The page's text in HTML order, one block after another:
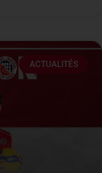
ACTUALITÉS